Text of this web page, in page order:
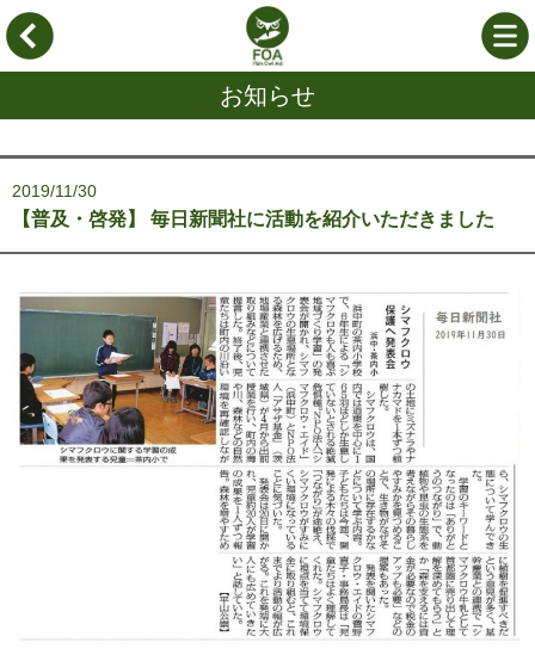
お知らせ
2019/11/30
【普及・啓発】 毎日新聞社に活動を紹介いただきました